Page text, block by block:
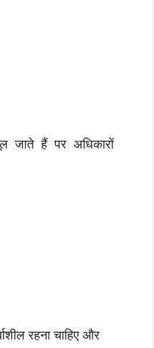
जाते हैं पर अधिकारों
रहना चाहिए और